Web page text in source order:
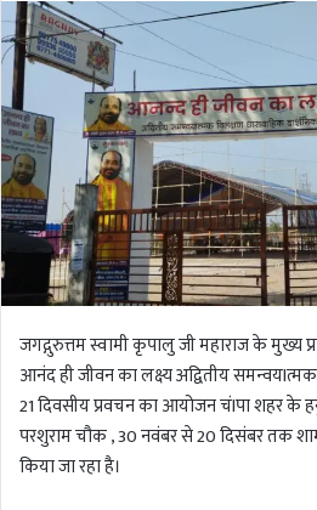
जगद्गुरुत्तम स्वामी कृपालु जी महाराज के मुख्य
आनंद ही जीवन का लक्ष्य अद्वितीय
21 दिवसीय प्रवचन का आयोजन चंlपा शहर के
परशुराम चौक , 30 नवंबर से 20 दिसंबर तक
किया जा रहा है।